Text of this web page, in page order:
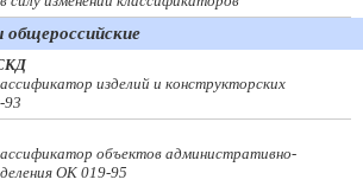
изделий и конструкторских
93
объектов административно-
ОК 019-95